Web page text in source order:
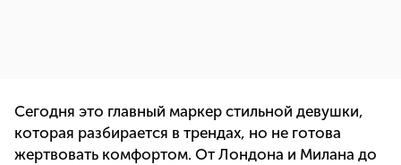
Сегодня это главный маркер стильной девушки,
которая разбирается в трендах, но не готова
жертвовать комфортом. От Лондона и Милана до